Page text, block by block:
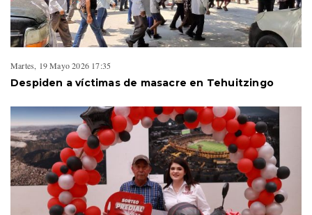
Martes, 19 Mayo 2026 17:35
Despiden a víctimas de masacre en Tehuitzingo